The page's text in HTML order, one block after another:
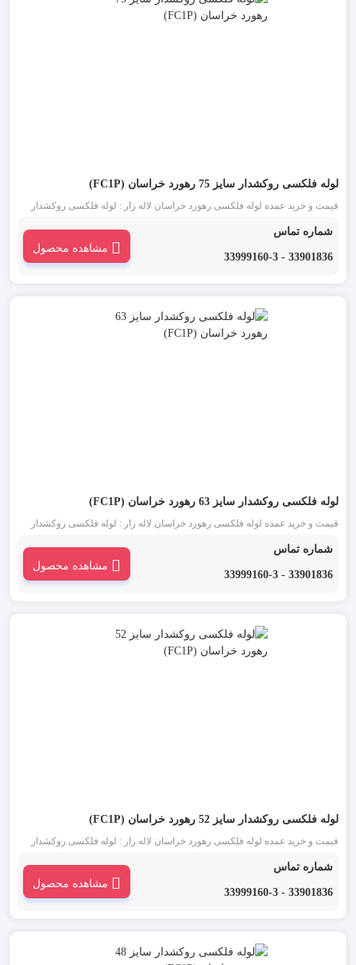
لوله فلکسی روکشدار سایز 75 رهورد خراسان (FC1P)
قیمت و خرید عمده لوله فلکسی رهورد خراسان لاله زار : لوله فلکسی روکشدار
خرطومی فلزی که به آن ها تیپ FC1P نیز گفته می شود، برای محافظت سیم و
شماره تماس
33901836 - 33999160-3
مشاهده محصول
لوله فلکسی روکشدار سایز 63 رهورد خراسان (FC1P)
قیمت و خرید عمده لوله فلکسی رهورد خراسان لاله زار : لوله فلکسی روکشدار
خرطومی فلزی که به آن ها تیپ FC1P نیز گفته می شود، برای محافظت سیم و
شماره تماس
33901836 - 33999160-3
مشاهده محصول
لوله فلکسی روکشدار سایز 52 رهورد خراسان (FC1P)
قیمت و خرید عمده لوله فلکسی رهورد خراسان لاله زار : لوله فلکسی روکشدار
خرطومی فلزی که به آن ها تیپ FC1P نیز گفته می شود، برای محافظت سیم و
شماره تماس
33901836 - 33999160-3
مشاهده محصول